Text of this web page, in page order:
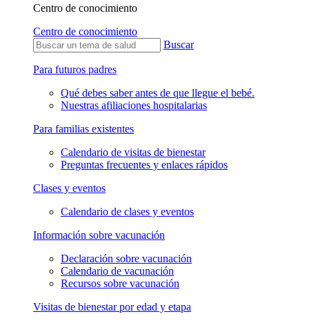
Centro de conocimiento
Centro de conocimiento
Buscar
Para futuros padres
Qué debes saber antes de que llegue el bebé.
Nuestras afiliaciones hospitalarias
Para familias existentes
Calendario de visitas de bienestar
Preguntas frecuentes y enlaces rápidos
Clases y eventos
Calendario de clases y eventos
Información sobre vacunación
Declaración sobre vacunación
Calendario de vacunación
Recursos sobre vacunación
Visitas de bienestar por edad y etapa